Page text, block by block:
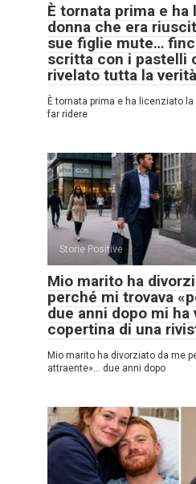
È tornata prima e
donna che era
sue figlie mute…
scritta con i pastelli
rivelato tutta la verità
È tornata prima e ha licenziato
far ridere
Storie Positive
Mio marito ha
perché mi trovava
due anni dopo mi ha
copertina di una
Mio marito ha divorziato da me
attraente»… due anni dopo